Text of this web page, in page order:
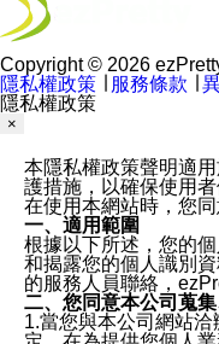
Copyright © 2026
隱私權政策
服務條款
隱私權政策
×
本隱私權政策聲明適
護措施，以確保使用者
在使用本網站時，您
一、適用範圍
根據以下所述，您的
和揭露您的個人識別
的服務人員聯絡，
二、您同意本公司蒐
1.當您與本公司網站